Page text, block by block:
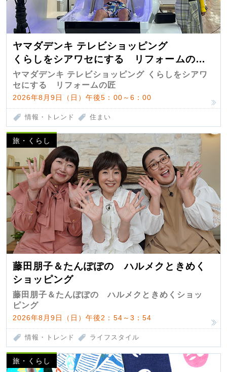
ヤマダデンキ テレビショッピング
くらしをシアワセにする リフォームの
匠 第7弾
ヤマダデンキ テレビショッピング くらしをシアワ
セにする リフォームの匠
2026年8月9日（日）午後5：00～6：00
情報・トレンド 住まい
旅・くらし
藤田朋子＆たんぽぽの ハルメクときめく
ショッピング
藤田朋子＆たんぽぽの ハルメクときめくショッ
ピング
2026年8月9日（日）午後2：54～3：54
情報・トレンド ライフスタイル
旅・くらし